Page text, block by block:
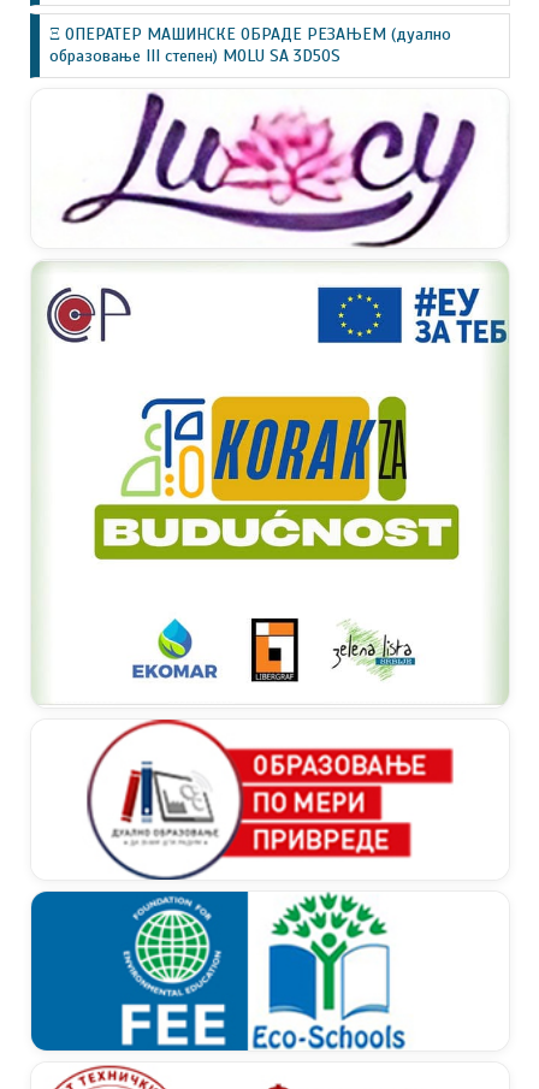
Ξ ОПЕРАТЕР МАШИНСКЕ ОБРАДЕ РЕЗАЊЕМ (дуално
образовање III степен) MOLU SA 3D50S